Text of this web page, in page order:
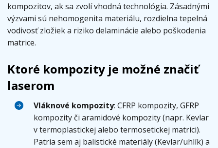
kompozitov, ak sa zvolí vhodná technológia. Zásadnými
výzvami sú nehomogenita materiálu, rozdielna tepelná
vodivosť zložiek a riziko delaminácie alebo poškodenia
matrice.
Ktoré kompozity je možné značiť
laserom
Vláknové kompozity: CFRP kompozity, GFRP
kompozity či aramidové kompozity (napr. Kevlar
v termoplastickej alebo termosetickej matrici).
Patria sem aj balistické materiály (Kevlar/uhlík) a